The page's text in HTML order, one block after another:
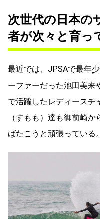
次世代の日本の
者が次々と育っ
最近では、JPSAで最年
ーファーだった池田美来
で活躍したレディースチ
（すもも）達も御前崎
ばたこうと頑張っている。